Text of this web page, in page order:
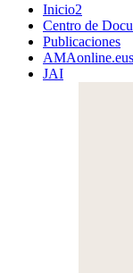
Inicio2
Centro de
Publicaciones
AMAonline.eus
JAI